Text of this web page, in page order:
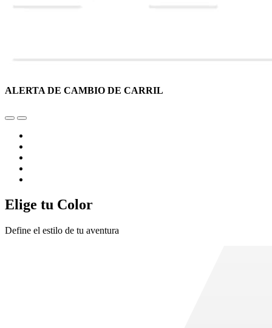
ALERTA DE CAMBIO DE CARRIL
Elige tu Color
Define el estilo de tu aventura